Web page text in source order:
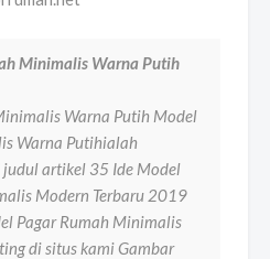
Minimalis Warna Putih
Warna Putih Model
Warna Putihialah
artikel 35 Ide Model
Modern Terbaru 2019
Pagar Rumah Minimalis
di situs kami Gambar